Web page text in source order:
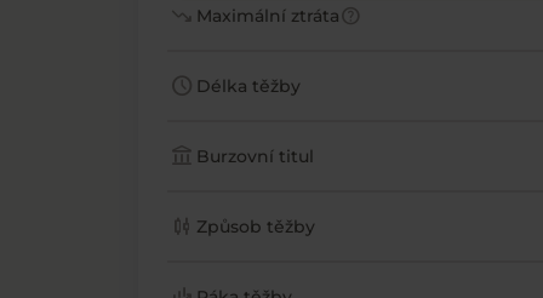
trending_down Maximální ztrátahelp
schedule Délka těžby
account_balance Burzovní titul
candlestick_chart Způsob těžby